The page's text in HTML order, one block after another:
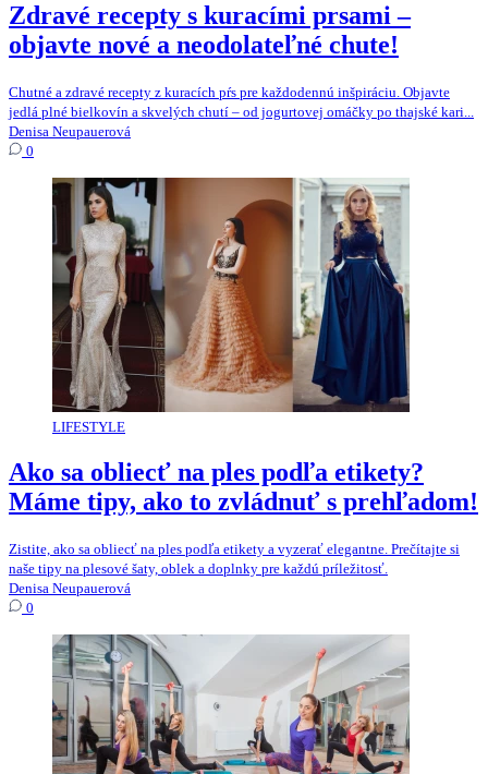
Zdravé recepty s kuracími prsami –
objavte nové a neodolateľné chute!
Chutné a zdravé recepty z kuracích pŕs pre každodennú inšpiráciu. Objavte
jedlá plné bielkovín a skvelých chutí – od jogurtovej omáčky po thajské kari...
Denisa Neupauerová
0
LIFESTYLE
Ako sa obliecť na ples podľa etikety?
Máme tipy, ako to zvládnuť s prehľadom!
Zistite, ako sa obliecť na ples podľa etikety a vyzerať elegantne. Prečítajte si
naše tipy na plesové šaty, oblek a doplnky pre každú príležitosť.
Denisa Neupauerová
0